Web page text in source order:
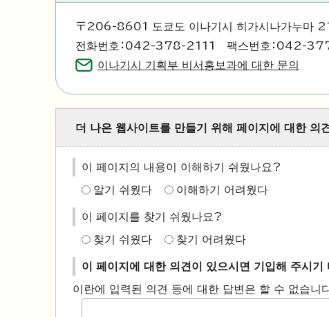
〒206-8601 도쿄도 이나기시 히가시나가누마
전화번호：042-378-2111 팩스번호：042-
이나기시 기획부 비서홍보과에 대한 문의
더 나은 웹사이트를 만들기 위해 페이지에 대한 의
이 페이지의 내용이 이해하기 쉬웠나요?
알기 쉬웠다 이해하기 어려웠다
이 페이지를 찾기 쉬웠나요?
찾기 쉬웠다 찾기 어려웠다
이 페이지에 대한 의견이 있으시면 기입해 주시기
이란에 입력된 의견 등에 대한 답변은 할 수 없습니